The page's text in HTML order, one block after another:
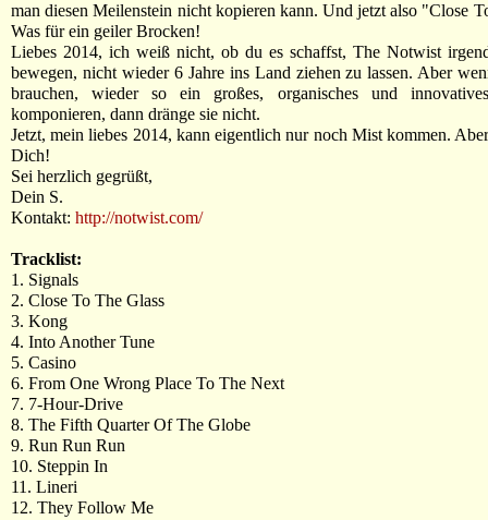
man diesen Meilenstein nicht kopieren kann. Und jetzt also "Close
Was für ein geiler Brocken!
Liebes 2014, ich weiß nicht, ob du es schaffst, The Notwist
bewegen, nicht wieder 6 Jahre ins Land ziehen zu lassen. Aber
brauchen, wieder so ein großes, organisches und
komponieren, dann dränge sie nicht.
Jetzt, mein liebes 2014, kann eigentlich nur noch Mist kommen.
Dich!
Sei herzlich gegrüßt,
Dein S.
Kontakt: http://notwist.com/
Tracklist:
1. Signals
2. Close To The Glass
3. Kong
4. Into Another Tune
5. Casino
6. From One Wrong Place To The Next
7. 7-Hour-Drive
8. The Fifth Quarter Of The Globe
9. Run Run Run
10. Steppin In
11. Lineri
12. They Follow Me